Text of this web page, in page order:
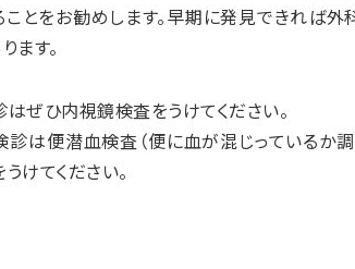
ことをお勧めします。早期に発見できれば
ます。
ぜひ内視鏡検査をうけてください。
診は便潜血検査（便に血が混じっているか
けてください。